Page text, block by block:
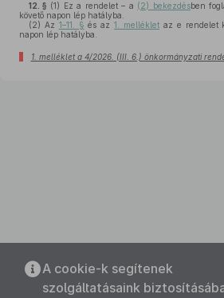
12. § (1) Ez a rendelet – a (2) bekezdésben
követő napon lép hatályba.
(2) Az 1–11. § és az1. mellékletaz e rendelet
napon lép hatályba.
1. melléklet a 4/2026. (III. 6.) önkormányzati
A cookie-k segítenek
szolgáltatásaink